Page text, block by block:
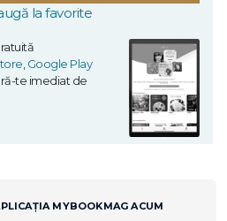
la favorite
,Google Play
te imediat de
MYBOOKMAG ACUM